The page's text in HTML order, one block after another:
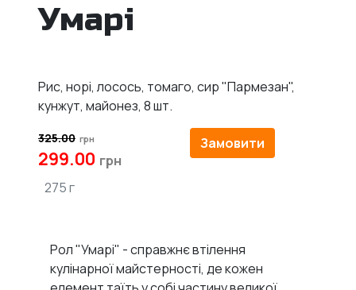
Умарі
Рис, норі, лосось, томаго, сир "Пармезан",
кунжут, майонез, 8 шт.
325.00
299.00
Замовити
275 г
Рол "Умарі" - справжнє втілення
кулінарної майстерності, де кожен